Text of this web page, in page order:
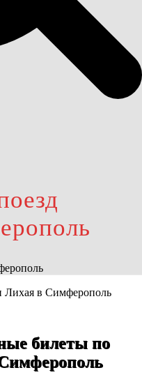
билеты по